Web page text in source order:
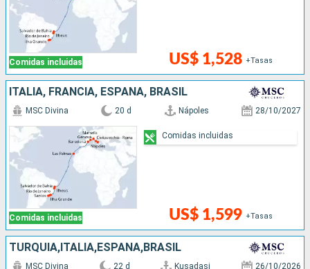
Comidas incluidas US$ 1,528 +Tasas
ITALIA, FRANCIA, ESPAÑA, BRASIL
Comidas incluidas
MSC Divina 20 d Nápoles 28/10/2027
US$ 1,599 +Tasas
Comidas incluidas
TURQUÍA,ITALIA,ESPAÑA,BRASIL
MSC Divina 22 d Kusadasi 26/10/2026